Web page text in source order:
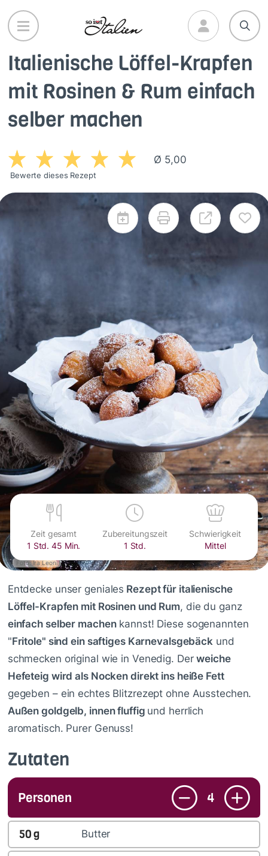
Direkt
zum
Inhalt
Italienische Löffel-Krapfen
mit Rosinen & Rum einfach
selber machen
Ø 5,00
Bewerte dieses Rezept
Foto: Ira Leoni
Zeit gesamt
1 Std. 45 Min.
Zubereitungszeit
1 Std.
Schwierigkeit
Mittel
Entdecke unser geniales Rezept für italienische
Löffel-Krapfen mit Rosinen und Rum, die du ganz
einfach selber machenkannst! Diese sogenannten
"Fritole" sind ein saftiges Karnevalsgebäck und
schmecken original wie in Venedig. Derweiche
Hefeteig wird als Nocken direkt ins heiße Fett
gegeben – ein echtes Blitzrezept ohne Ausstechen.
Außen goldgelb, innen fluffig und herrlich
aromatisch. Purer Genuss!
Zutaten
Personen 4
50g Butter